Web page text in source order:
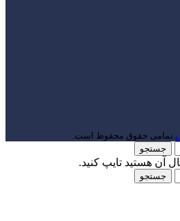
.تمامی حقوق محفوظ است.
جستجو
آن هستید تایپ کنید.
جستجو